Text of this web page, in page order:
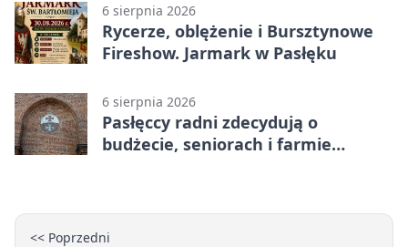
6 sierpnia 2026
Rycerze, oblężenie i Bursztynowe
Fireshow. Jarmark w Pasłęku
6 sierpnia 2026
Pasłęccy radni zdecydują o
budżecie, seniorach i farmie
<< Poprzedni